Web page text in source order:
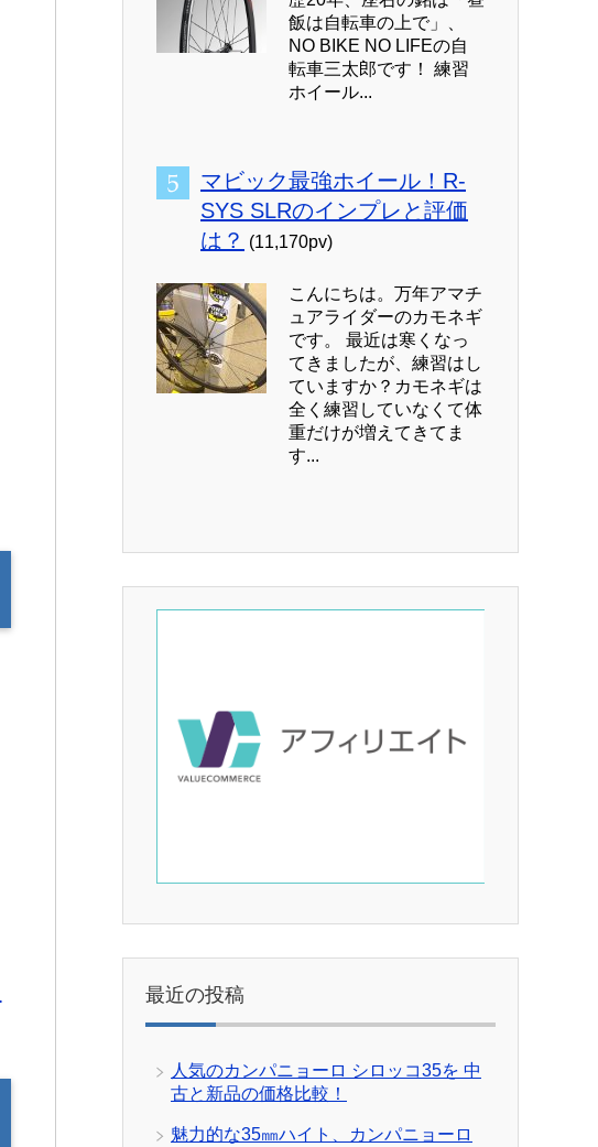
飯は自転車の上で」、
NO BIKE NO LIFEの自
転車三太郎です！ 練習
ホイール...
マビック最強ホイール！R-
SYS SLRのインプレと評価
は？ (11,170pv)
こんにちは。万年アマチ
ュアライダーのカモネギ
です。 最近は寒くなっ
てきましたが、練習はし
ていますか？カモネギは
全く練習していなくて体
重だけが増えてきてま
す...
最近の投稿
人気のカンパニョーロ シロッコ35を 中
古と新品の価格比較！
魅力的な35㎜ハイト、カンパニョーロ